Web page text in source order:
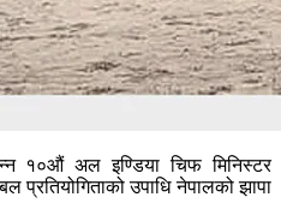
१०औं अल इण्डिया चिफ मिनिस्टर
प्रतियोगिताको उपाधि नेपालको झापा